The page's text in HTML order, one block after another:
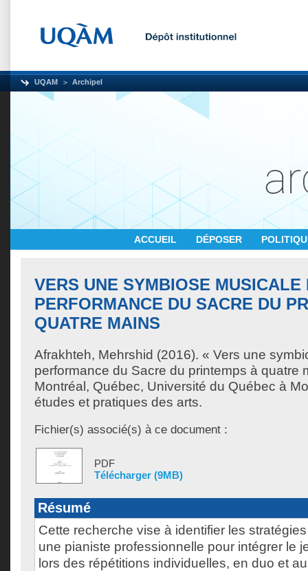
UQAM Archipel
ACCUEIL DÉPOSER
VERS UNE SYMBIOSE MUSICALE
PERFORMANCE DU SACRE DU
QUATRE MAINS
Afrakhteh, Mehrshid (2016). « Vers une
performance du Sacre du printemps à quatre
Montréal, Québec, Université du Québec à
études et pratiques des arts.
Fichier(s) associé(s) à ce document :
PDF
Télécharger (9MB)
Résumé
Cette recherche vise à identifier les
une pianiste professionnelle pour intégrer le
lors des répétitions individuelles, en duo et